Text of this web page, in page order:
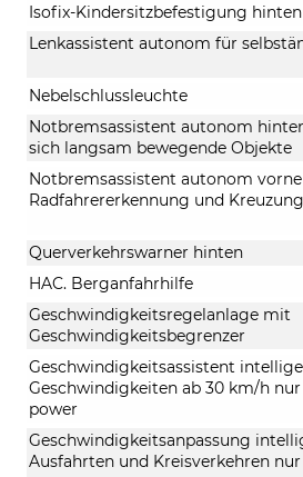
Isofix-Kindersitzbefestigung hinten
Lenkassistent autonom für
Nebelschlussleuchte
Notbremsassistent autonom
sich langsam bewegende Objekte
Notbremsassistent autonom
Radfahrererkennung und
Querverkehrswarner hinten
HAC. Berganfahrhilfe
Geschwindigkeitsregelanlage mit
Geschwindigkeitsbegrenzer
Geschwindigkeitsassistent
Geschwindigkeiten ab 30 km/h
power
Geschwindigkeitsanpassung
Ausfahrten und Kreisverkehren